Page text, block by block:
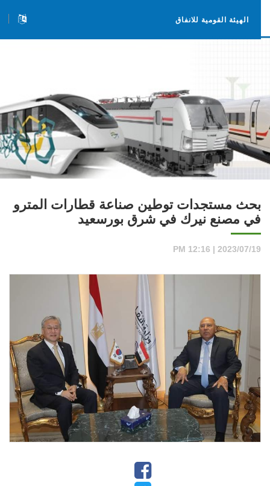
الهيئة القومية للانفاق
بحث مستجدات توطين صناعة قطارات المترو
في مصنع نيرك في شرق بورسعيد
2023/07/19 | 12:16 PM